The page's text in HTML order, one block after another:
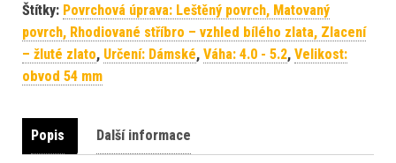
Štítky: Povrchová úprava: Leštěný povrch, Matovaný
povrch, Rhodiované stříbro – vzhled bílého zlata, Zlacení
– žluté zlato, Určení: Dámské, Váha: 4.0 - 5.2, Velikost:
obvod 54 mm
Popis Další informace